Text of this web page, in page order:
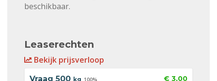
beschikbaar.
Leaserechten
Bekijk prijsverloop
Vraag 500 kg € 3,00